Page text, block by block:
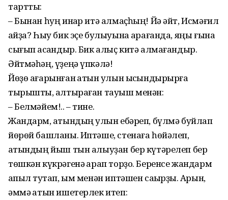
тартты:
– Бынан һуң инҡар итә алмаҫһың! Йә әйт, Исмәғил
ҡайҙа? Һыу бик эҫе булыуына ҡарағанда, яңы ғына
сығып ҡасҡандыр. Бик алыҫ китә алмағандыр.
Әйтмәһәң, үҙеңә үпкәлә!
Йөҙө ағарынған ҡатын ҡулын ысҡындырырға
тырышты, ҡал­тыраған тауыш менән:
– Белмәйем!.. – тине.
Жандарм, ҡатындың ҡулын ебәреп, бүлмә буйлап
йөрөй башланы. Иптәше, стенаға һөйәлеп,
ҡатындың йыш тын алыуҙан бер күтәрелеп бер
төшкән күкрәгенә ҡарап торҙо. Беренсе жандарм
ҡапыл туҡтап, ым менән иптәшен саҡырҙы. Аҡрын,
әммә ҡатын ишетерлек итеп: